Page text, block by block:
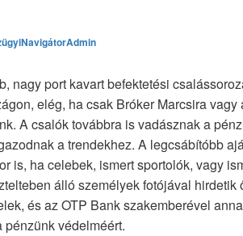
nagy port kavart befektetési
elég, ha csak Bróker Marcsira vagy
A csalók továbbra is vadásznak a
a trendekhez. A legcsábítóbb
is, ha celebek, ismert sportolók, vagy
álló személyek fotójával hirdetik
és az OTP Bank szakemberével
pénzünk védelméért.